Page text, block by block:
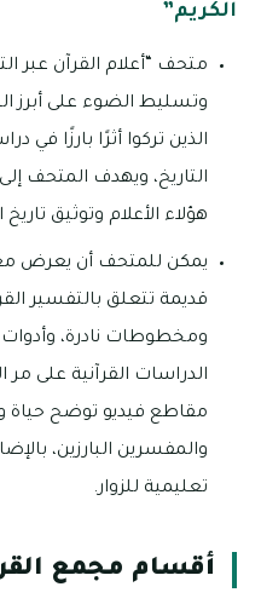
الكريم”
متحف “أعلام القرآن عبر
وتسليط الضوء على أبرز
الذين تركوا أثرًا بارزًا في
التاريخ، ويهدف المتحف
هؤلاء الأعلام وتوثيق
يمكن للمتحف أن
قديمة تتعلق بالتفسير
ومخطوطات نادرة،
الدراسات القرآنية على
مقاطع فيديو توضح حياة
والمفسرين البارزين،
تعليمية للزوار.
أقسام مجمع